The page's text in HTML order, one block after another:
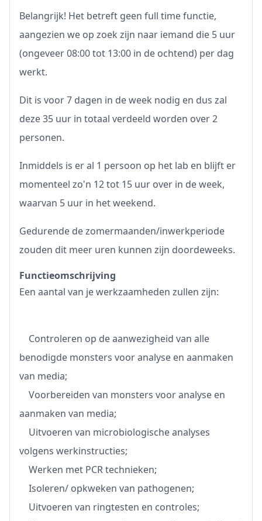
Belangrijk! Het betreft geen full time functie,
aangezien we op zoek zijn naar iemand die 5 uur
(ongeveer 08:00 tot 13:00 in de ochtend) per dag
werkt.
Dit is voor 7 dagen in de week nodig en dus zal
deze 35 uur in totaal verdeeld worden over 2
personen.
Inmiddels is er al 1 persoon op het lab en blijft er
momenteel zo'n 12 tot 15 uur over in de week,
waarvan 5 uur in het weekend.
Gedurende de zomermaanden/inwerkperiode
zouden dit meer uren kunnen zijn doordeweeks.
Functieomschrijving
Een aantal van je werkzaamheden zullen zijn:
Controleren op de aanwezigheid van alle
benodigde monsters voor analyse en aanmaken
van media;
Voorbereiden van monsters voor analyse en
aanmaken van media;
Uitvoeren van microbiologische analyses
volgens werkinstructies;
Werken met PCR technieken;
Isoleren/ opkweken van pathogenen;
Uitvoeren van ringtesten en controles;